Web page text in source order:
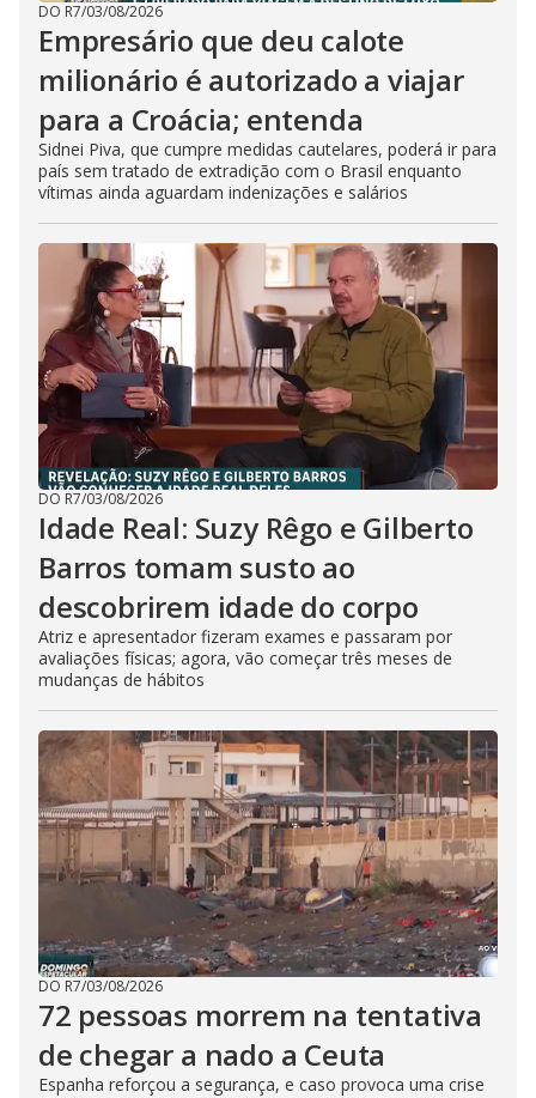
DO R7/03/08/2026
Empresário que deu calote
milionário é autorizado a viajar
para a Croácia; entenda
Sidnei Piva, que cumpre medidas cautelares, poderá ir para
país sem tratado de extradição com o Brasil enquanto
vítimas ainda aguardam indenizações e salários
DO R7/03/08/2026
Idade Real: Suzy Rêgo e Gilberto
Barros tomam susto ao
descobrirem idade do corpo
Atriz e apresentador fizeram exames e passaram por
avaliações físicas; agora, vão começar três meses de
mudanças de hábitos
DO R7/03/08/2026
72 pessoas morrem na tentativa
de chegar a nado a Ceuta
Espanha reforçou a segurança, e caso provoca uma crise